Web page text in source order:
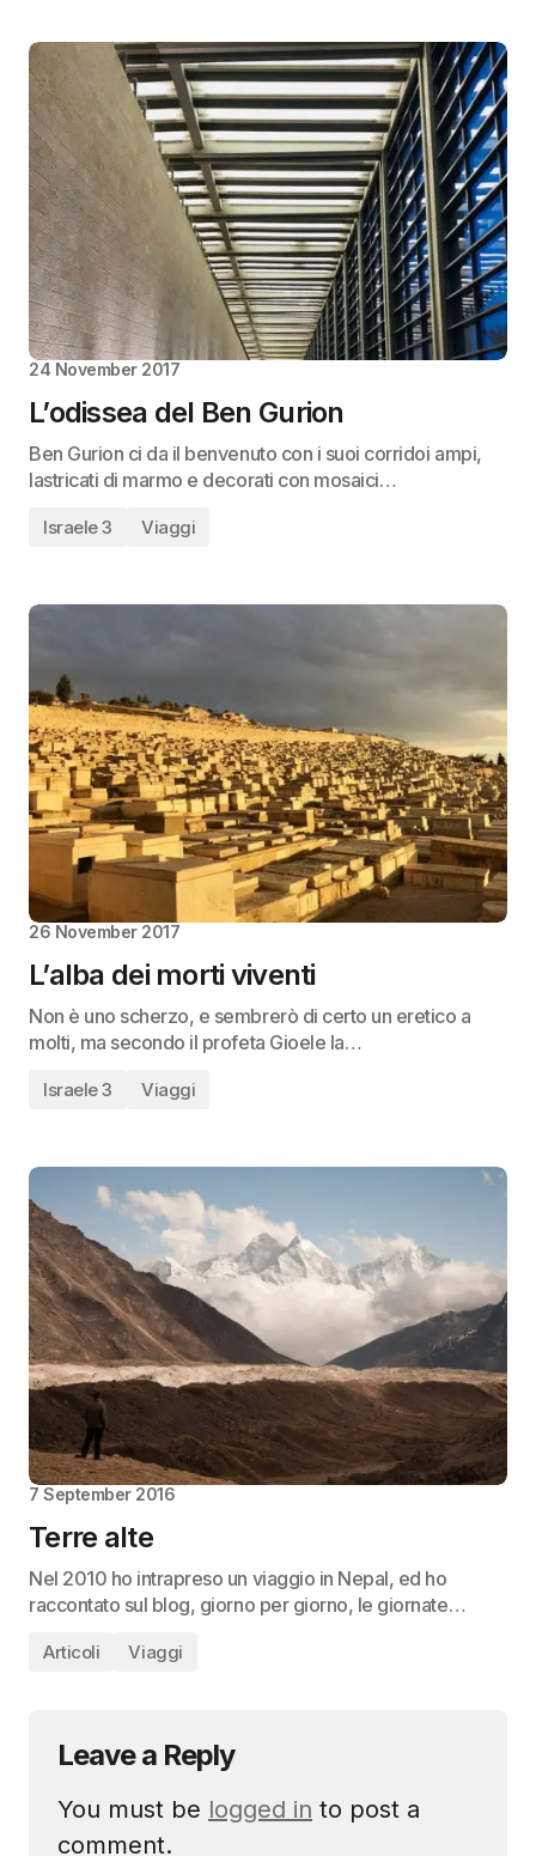
24 November 2017
L’odissea del Ben Gurion
Ben Gurion ci da il benvenuto con i suoi corridoi ampi,
lastricati di marmo e decorati con mosaici…
Israele 3 Viaggi
26 November 2017
L’alba dei morti viventi
Non è uno scherzo, e sembrerò di certo un eretico a
molti, ma secondo il profeta Gioele la…
Israele 3 Viaggi
7 September 2016
Terre alte
Nel 2010 ho intrapreso un viaggio in Nepal, ed ho
raccontato sul blog, giorno per giorno, le giornate…
Articoli Viaggi
Leave a Reply
You must be logged in to post a
comment.